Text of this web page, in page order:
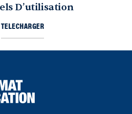
D’utilisation
TELECHARGER